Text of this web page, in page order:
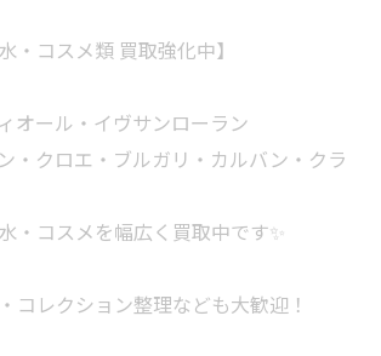
・コスメ類 買取強化中】
オール・イヴサンローラン
・クロエ・ブルガリ・カルバン・クラ
・コスメを幅広く買取中です✨
コレクション整理なども大歓迎！